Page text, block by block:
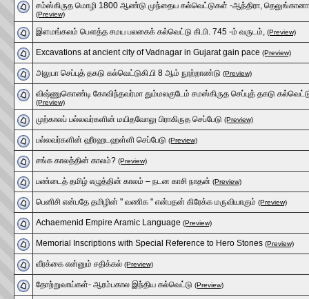
சம்ஸ்கிருத மொழி 1800 ஆண்டு முந்தைய கல்வெட்டுகள் -ஆந்திரா,
(Preview)
இளமங்கலம் பௌத்த சமய பலகைக் கல்வெட்டு கி.பி. 745 -ம் வருடம், (Preview)
Excavations at ancient city of Vadnagar in Gujarat gain pace (Preview)
அலுபா செப்புத் தகடு கல்வெட்டுகி.பி 8 ஆம் நூற்றாண்டு (Preview)
விஷ்ணுகொண்டி கோவிந்தவர்மா தும்மலகுடேம் சமஸ்கிருத செப்புத் தகடு
(Preview)
முற்காலப் பல்லவர்களின் மயிதவோலு பிராகிருத செப்பேடு (Preview)
பல்லவர்களின் ஹீரஹடஹள்ளி செப்பேடு (Preview)
சங்க காலத்தின் காலம்? (Preview)
பண்டைத் தமிழ் எழுத்தின் காலம் – நடன காசி நாதன் (Preview)
பெனிசி என்பதே தமிழின் " வணிக " என்பதன் கிரேக்க மருவியாகும் (Preview)
Achaemenid Empire Aramic Language (Preview)
Memorial Inscriptions with Special Reference to Hero Stones (Preview)
வீரக்கை என்னும் சதிக்கல் (Preview)
தோற்றுவாய்கள்- ஆரம்பகால இந்திய கல்வெட்டு (Preview)